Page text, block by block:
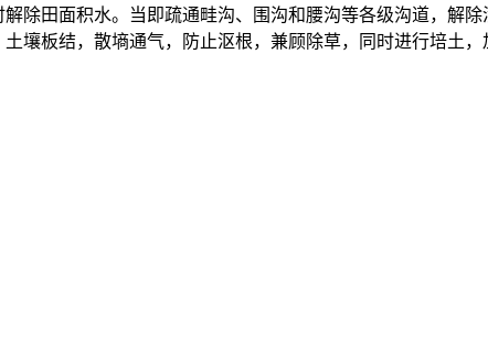
除田面积水。当即疏通畦沟、围沟和腰沟等各级沟道，解
板结，散墒通气，防止沤根，兼顾除草，同时进行培土，